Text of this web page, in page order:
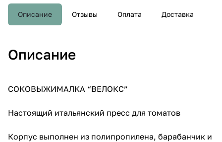
Описание Отзывы Оплата Доставка
Описание
СОКОВЫЖИМАЛКА “ВЕЛОКС”
Настоящий итальянский пресс для томатов
Корпус выполнен из полипропилена, барабанчик и